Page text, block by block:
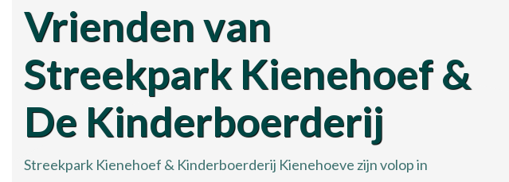
Vrienden van
Streekpark Kienehoef &
De Kinderboerderij
Streekpark Kienehoef & Kinderboerderij Kienehoeve zijn volop in